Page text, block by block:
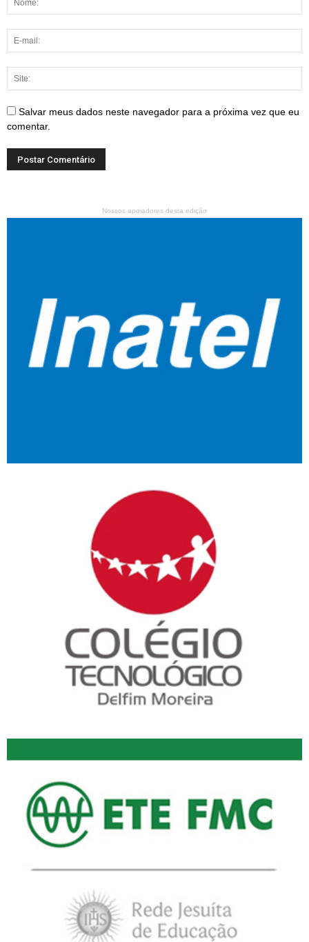
Salvar meus dados neste navegador para a próxima vez que eu
comentar.
Nossos apoiadores desta edição